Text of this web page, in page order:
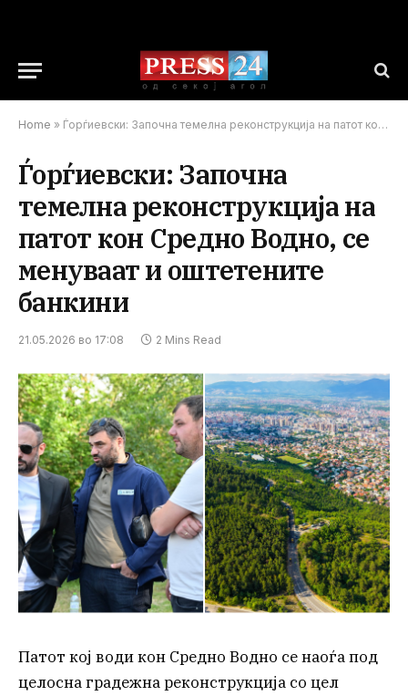
Home » Ѓорѓиевски: Започна темелна реконструкција на патот кон Средно Водно, се менуваат и оштетените банкини
Ѓорѓиевски: Започна
темелна реконструкција на
патот кон Средно Водно, се
менуваат и оштетените
банкини
21.05.2026 во 17:08 2 Mins Read
Патот кој води кон Средно Водно се наоѓа под
целосна градежна реконструкција со цел